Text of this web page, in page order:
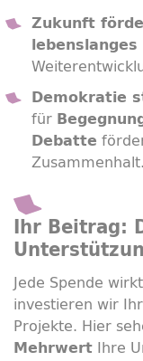
Zukunft
lebenslanges
Demokratie
für
Debatte
Zusammenhalt.
Ihr Beitrag:
Jede Spende
investieren wir
Projekte. Hier
Mehrwert Ihre